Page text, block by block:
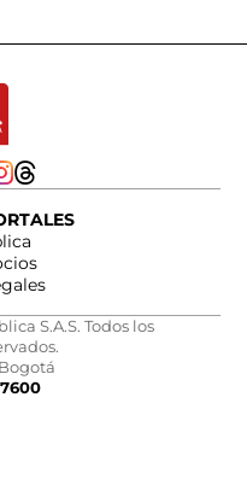
S.A.S. Todos los
Bogotá